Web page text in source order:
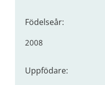
Födelseår:
2008
Uppfödare: